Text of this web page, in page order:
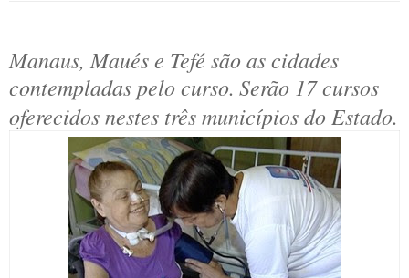
Manaus, Maués e Tefé são as cidades
contempladas pelo curso. Serão 17 cursos
oferecidos nestes três municípios do Estado.